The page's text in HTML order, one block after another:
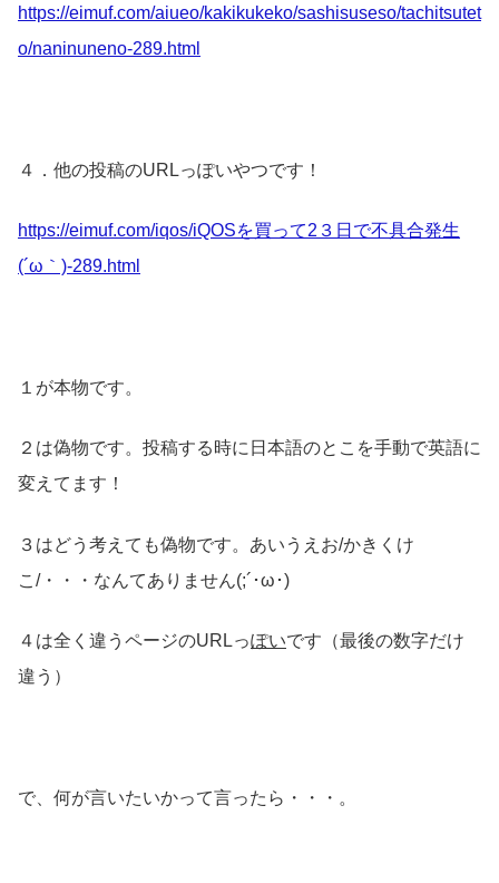
https://eimuf.com/aiueo/kakikukeko/sashisuseso/tachitsutet
o/naninuneno-289.html
４．他の投稿のURLっぽいやつです！
https://eimuf.com/iqos/iQOSを買って2３日で不具合発生
(´ω｀)-289.html
１が本物です。
２は偽物です。投稿する時に日本語のとこを手動で英語に
変えてます！
３はどう考えても偽物です。あいうえお/かきくけ
こ/・・・なんてありません(;´･ω･)
４は全く違うページのURLっぽいです（最後の数字だけ
違う）
で、何が言いたいかって言ったら・・・。